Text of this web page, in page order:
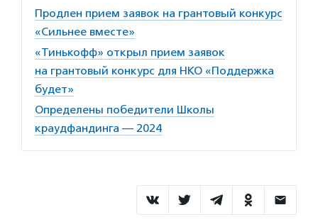
Продлен прием заявок на грантовый конкурс
«Сильнее вместе»
«Тинькофф» открыл прием заявок
на грантовый конкурс для НКО «Поддержка
будет»
Определены победители Школы
краудфандинга — 2024